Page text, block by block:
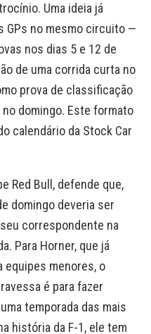
Uma ideia já
GPs no mesmo circuito —
nos dias 5 e 12 de
de uma corrida curta no
prova de classificação
domingo. Este formato
calendário da Stock Car
Red Bull, defende que,
domingo deveria ser
correspondente na
Para Horner, que já
equipes menores, o
é para fazer
temporada das mais
história da F-1, ele tem